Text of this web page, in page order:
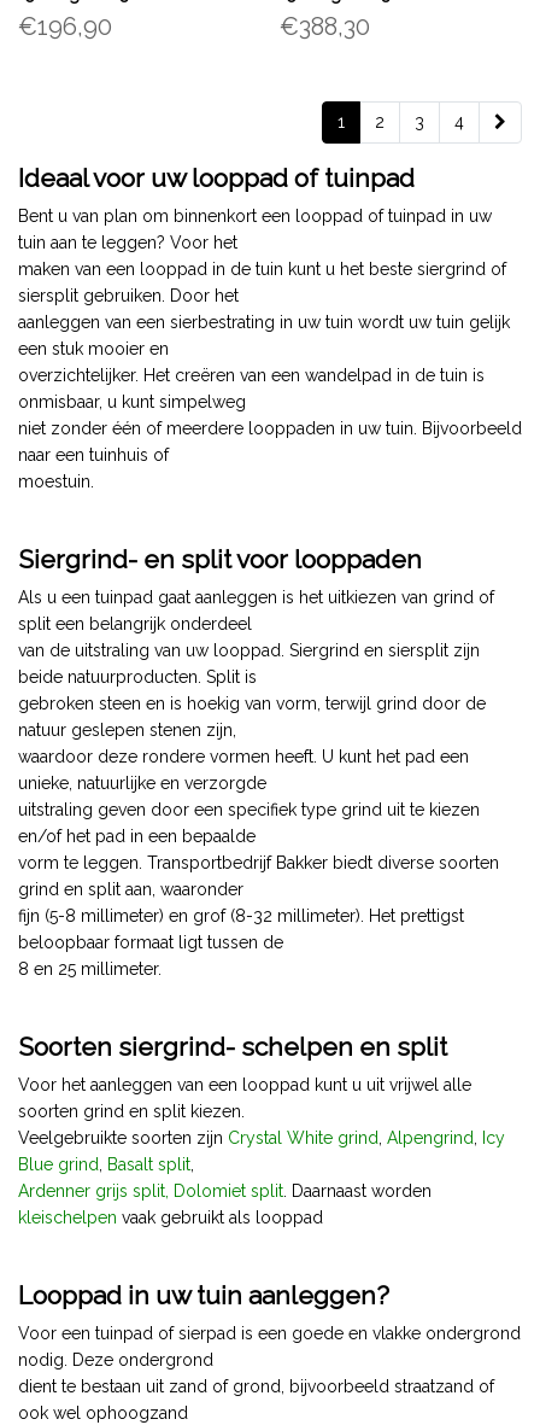
€196,90
formaten
€388,30
1 2 3 4
Ideaal voor uw looppad of tuinpad
Bent u van plan om binnenkort een looppad of tuinpad in uw
tuin aan te leggen? Voor het
maken van een looppad in de tuin kunt u het beste siergrind of
siersplit gebruiken. Door het
aanleggen van een sierbestrating in uw tuin wordt uw tuin gelijk
een stuk mooier en
overzichtelijker. Het creëren van een wandelpad in de tuin is
onmisbaar, u kunt simpelweg
niet zonder één of meerdere looppaden in uw tuin. Bijvoorbeeld
naar een tuinhuis of
moestuin.
Siergrind- en split voor looppaden
Als u een tuinpad gaat aanleggen is het uitkiezen van grind of
split een belangrijk onderdeel
van de uitstraling van uw looppad. Siergrind en siersplit zijn
beide natuurproducten. Split is
gebroken steen en is hoekig van vorm, terwijl grind door de
natuur geslepen stenen zijn,
waardoor deze rondere vormen heeft. U kunt het pad een
unieke, natuurlijke en verzorgde
uitstraling geven door een specifiek type grind uit te kiezen
en/of het pad in een bepaalde
vorm te leggen. Transportbedrijf Bakker biedt diverse soorten
grind en split aan, waaronder
fijn (5-8 millimeter) en grof (8-32 millimeter). Het prettigst
beloopbaar formaat ligt tussen de
8 en 25 millimeter.
Soorten siergrind- schelpen en split
Voor het aanleggen van een looppad kunt u uit vrijwel alle
soorten grind en split kiezen.
Veelgebruikte soorten zijn Crystal White grind, Alpengrind, Icy
Blue grind, Basalt split,
Ardenner grijs split, Dolomiet split. Daarnaast worden
kleischelpen vaak gebruikt als looppad
Looppad in uw tuin aanleggen?
Voor een tuinpad of sierpad is een goede en vlakke ondergrond
nodig. Deze ondergrond
dient te bestaan uit zand of grond, bijvoorbeeld straatzand of
ook wel ophoogzand